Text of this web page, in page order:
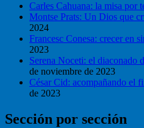
Carles Cahuana: la misa por
Montse Prats: Un Dios que
2024
Francesc Conesa: crecer en
2023
Serena Noceti: el diaconado
de noviembre de 2023
César Cid: acompañando el
de 2023
Sección por sección